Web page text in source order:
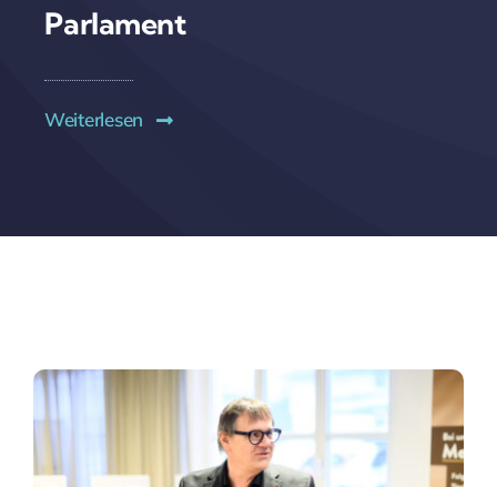
Parlament
Weiterlesen